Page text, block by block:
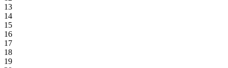
13
14
15
16
17
18
19